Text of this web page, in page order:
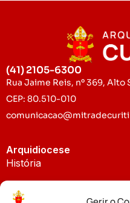
(41) 2105-6300
Rua Jaime Reis, nº 369, Alto
CEP: 80.510-010
Arquidiocese
História
Padroeira